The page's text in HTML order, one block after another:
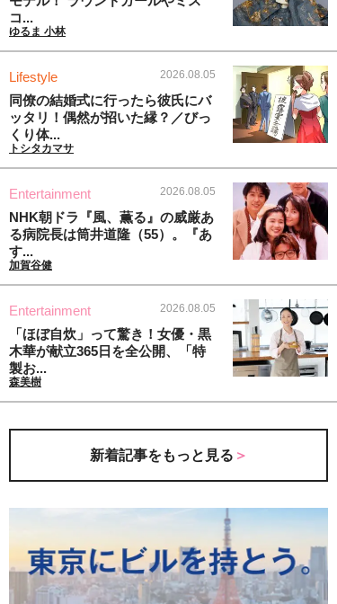
コ...
ゆるま 小林
Lifestyle 2026.08.05
同僚の結婚式に行ったら彼氏にバ
ッタリ！偶然が招いた縁？／びっ
くり体...
トシタカマサ
Entertainment 2026.08.05
NHK朝ドラ『風、薫る』の威厳あ
る病院長は筒井道隆（55）。『あ
す...
加賀谷健
Entertainment 2026.08.05
「ほぼ自炊」って驚き！女優・黒
木華が献立365日を全公開、「特
製お...
森美樹
新着記事をもっと見る